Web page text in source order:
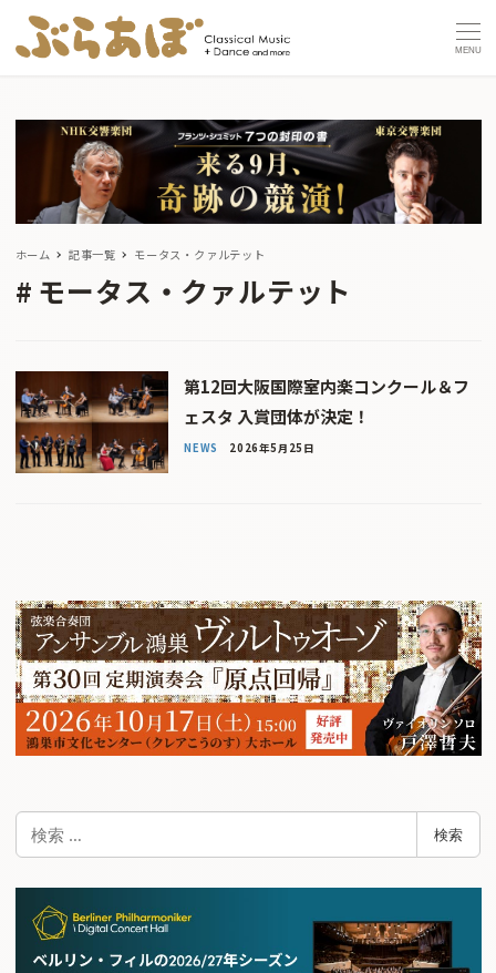
MENU
ホーム 記事一覧 モータス・クァルテット
モータス・クァルテット
第12回大阪国際室内楽コンクール＆フ
ェスタ 入賞団体が決定！
NEWS 2026年5月25日
検
索
検索